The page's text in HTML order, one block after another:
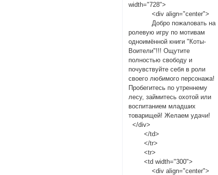
width="728">
<div align="center">
Добро пожаловать на
ролевую игру по мотивам
одноимённой книги "Коты-
Воители"!!! Ощутите
полностью свободу и
почувствуйте себя в роли
своего любимого персонажа!
Пробегитесь по утреннему
лесу, займитесь охотой или
воспитанием младших
товарищей! Желаем удачи!
</div>
</td>
</tr>
<tr>
<td width="300">
<div align="center">